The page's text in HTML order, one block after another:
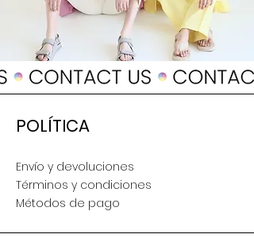
POLÍTICA
Envío y devoluciones
Términos y condiciones
Métodos de pago